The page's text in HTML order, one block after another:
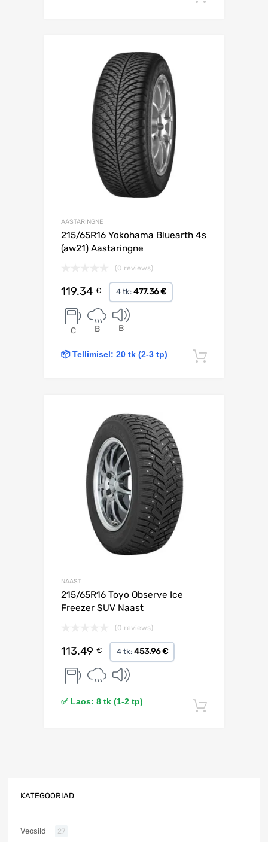
AASTARINGNE
215/65R16 Yokohama Bluearth 4s
(aw21) Aastaringne
(0 reviews)
119.34 € 4 tk: 477.36 €
C B B
📦 Tellimisel: 20 tk (2-3 tp)
NAAST
215/65R16 Toyo Observe Ice
Freezer SUV Naast
(0 reviews)
113.49 € 4 tk: 453.96 €
✅ Laos: 8 tk (1-2 tp)
KATEGOORIAD
Veosild 27